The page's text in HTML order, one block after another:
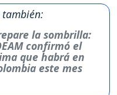
la sombrilla:
confirmó el
que habrá en
este mes